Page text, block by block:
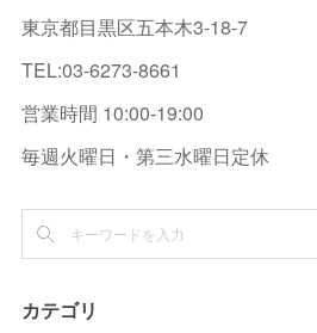
東京都目黒区五本木3-18-7
TEL:03-6273-8661
営業時間 10:00-19:00
毎週火曜日・第三水曜日定休
カテゴリ